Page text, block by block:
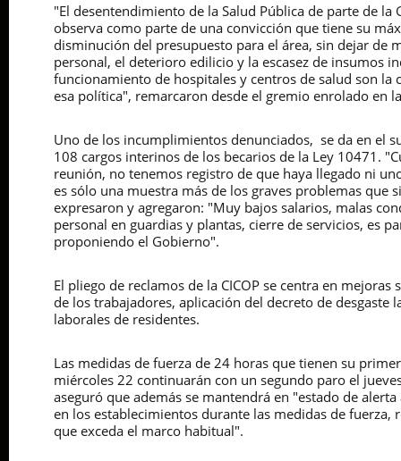
"El desentendimiento de la Salud Pública de parte de la
observa como parte de una convicción que tiene su
disminución del presupuesto para el área, sin dejar de
personal, el deterioro edilicio y la escasez de insumos
funcionamiento de hospitales y centros de salud son la
esa política", remarcaron desde el gremio enrolado en
Uno de los incumplimientos denunciados, se da en el
108 cargos interinos de los becarios de la Ley 10471.
reunión, no tenemos registro de que haya llegado ni
es sólo una muestra más de los graves problemas que
expresaron y agregaron: "Muy bajos salarios, malas
personal en guardias y plantas, cierre de servicios, es
proponiendo el Gobierno".
El pliego de reclamos de la CICOP se centra en mejoras
de los trabajadores, aplicación del decreto de desgaste
laborales de residentes.
Las medidas de fuerza de 24 horas que tienen su
miércoles 22 continuarán con un segundo paro el
aseguró que además se mantendrá en "estado de
en los establecimientos durante las medidas de fuerza,
que exceda el marco habitual".